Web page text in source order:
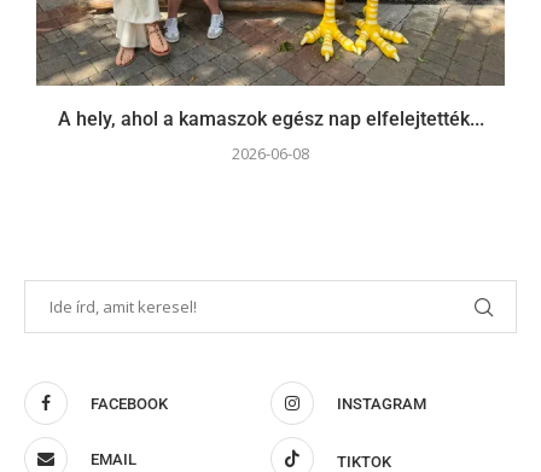
A hely, ahol a kamaszok egész nap elfelejtették...
2026-06-08
FACEBOOK INSTAGRAM
EMAIL TIKTOK